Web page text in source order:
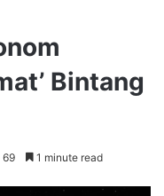
Bintang
69 1 minute read